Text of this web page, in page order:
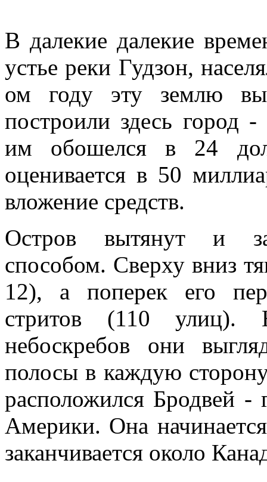
В далекие далекие
устье реки Гудзон,
ом году эту землю
построили здесь город
им обошелся в 24
оценивается в 50
вложение средств.
Остров вытянут и
способом. Сверху вниз
12), а поперек его
стритов (110 улиц).
небоскребов они
полосы в каждую
расположился Бродвей -
Америки. Она
заканчивается около